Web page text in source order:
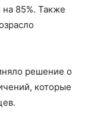
85%. Также
решение о
которые